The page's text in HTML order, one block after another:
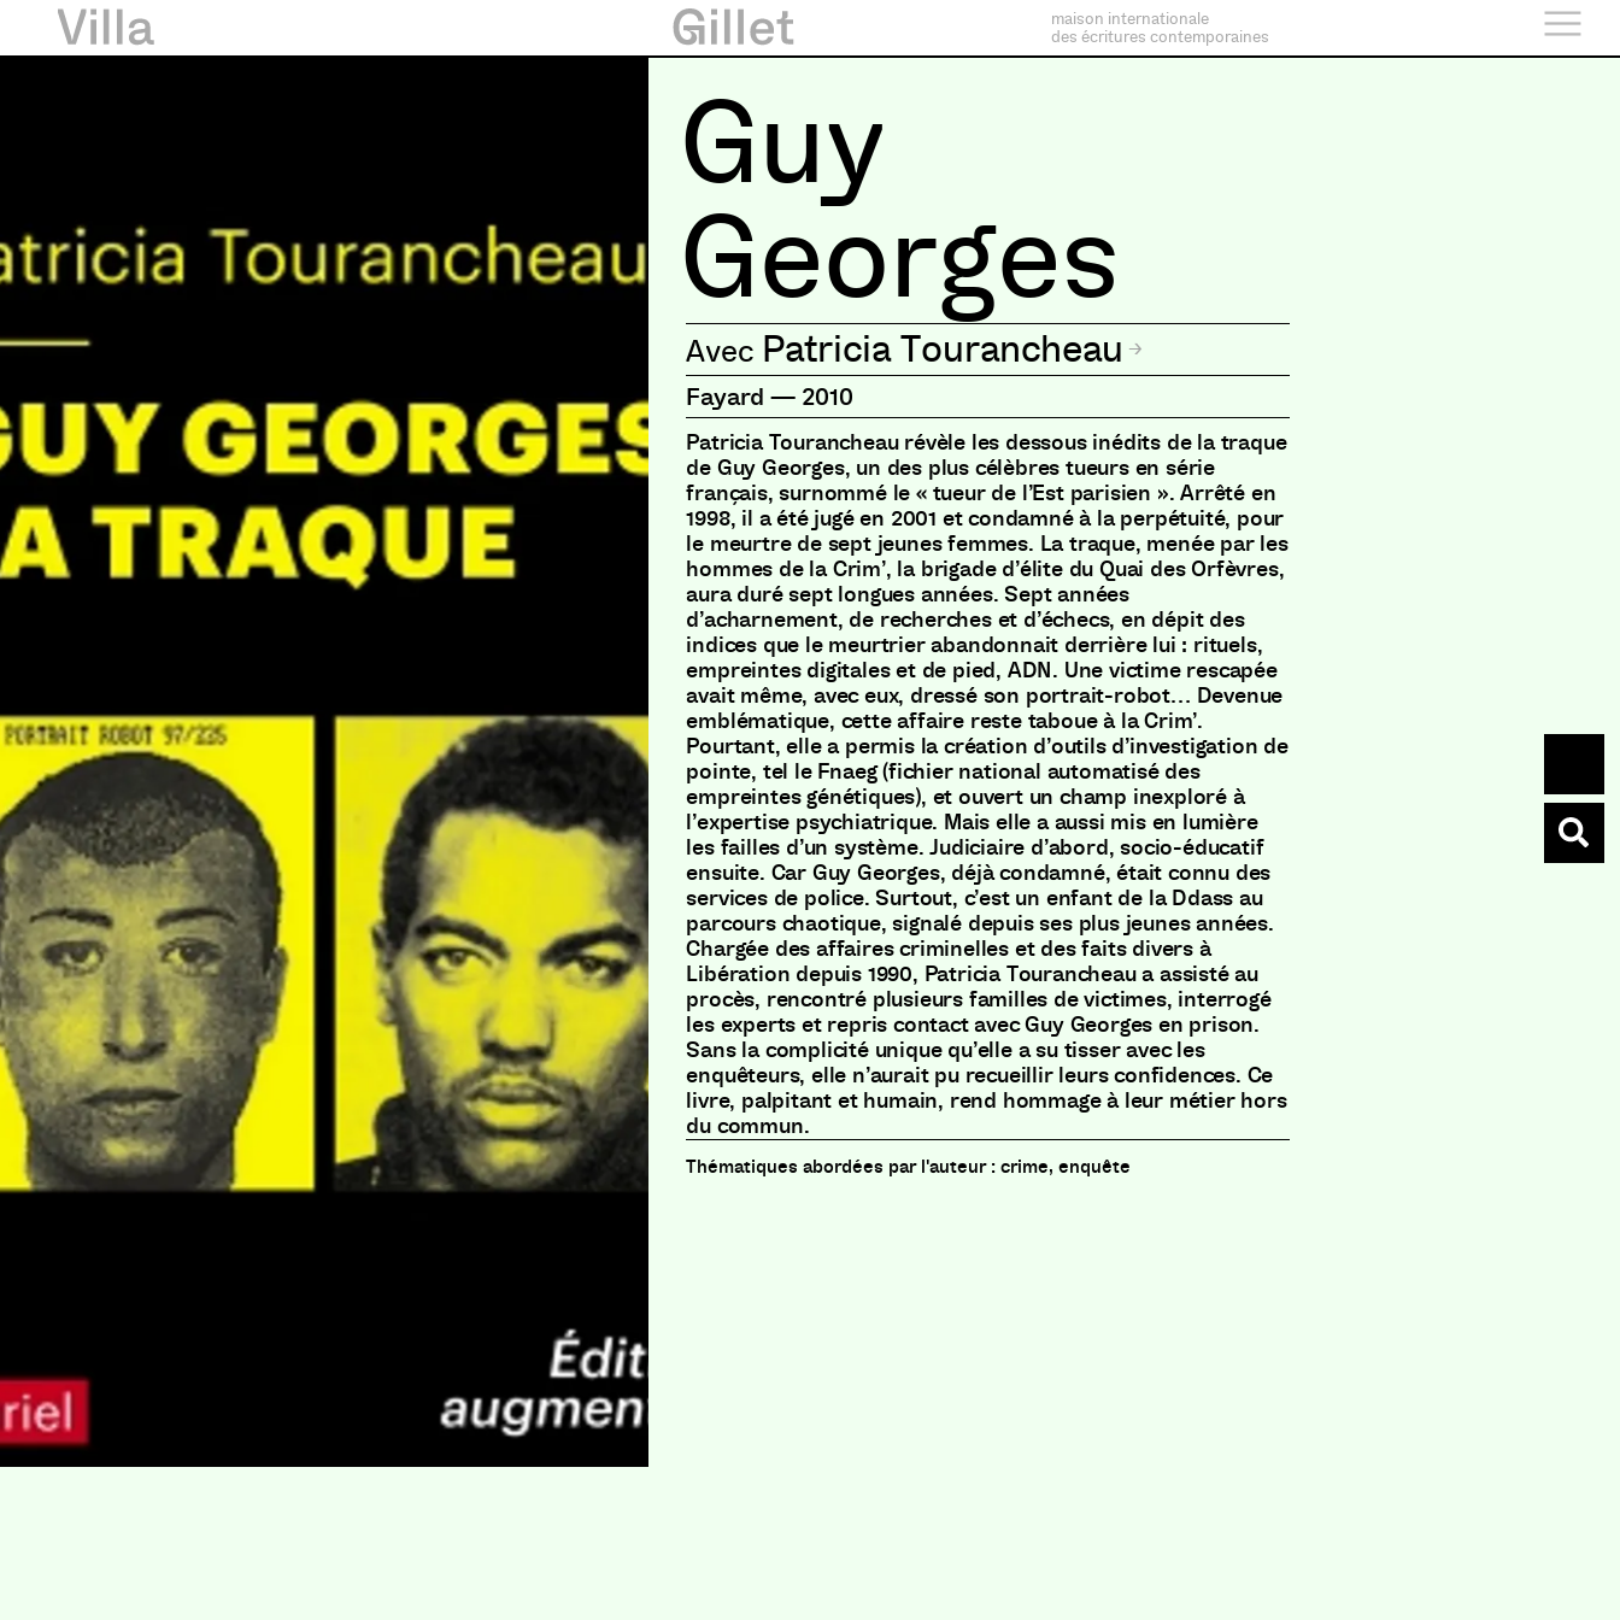
maison internationale
des écritures contemporaines
Guy
Georges
Patricia Tourancheau
Fayard — 2010
Patricia Tourancheau révèle les dessous inédits de la traque
de Guy Georges, un des plus célèbres tueurs en série
français, surnommé le « tueur de l’Est parisien ». Arrêté en
1998, il a été jugé en 2001 et condamné à la perpétuité, pour
le meurtre de sept jeunes femmes. La traque, menée par les
hommes de la Crim’, la brigade d’élite du Quai des Orfèvres,
aura duré sept longues années. Sept années
d’acharnement, de recherches et d’échecs, en dépit des
indices que le meurtrier abandonnait derrière lui : rituels,
empreintes digitales et de pied, ADN. Une victime rescapée
avait même, avec eux, dressé son portrait-robot… Devenue
emblématique, cette affaire reste taboue à la Crim’.
Pourtant, elle a permis la création d’outils d’investigation de
pointe, tel le Fnaeg (fichier national automatisé des
empreintes génétiques), et ouvert un champ inexploré à
l’expertise psychiatrique. Mais elle a aussi mis en lumière
les failles d’un système. Judiciaire d’abord, socio-éducatif
ensuite. Car Guy Georges, déjà condamné, était connu des
services de police. Surtout, c’est un enfant de la Ddass au
parcours chaotique, signalé depuis ses plus jeunes années.
Chargée des affaires criminelles et des faits divers à
Libération depuis 1990, Patricia Tourancheau a assisté au
procès, rencontré plusieurs familles de victimes, interrogé
les experts et repris contact avec Guy Georges en prison.
Sans la complicité unique qu’elle a su tisser avec les
enquêteurs, elle n’aurait pu recueillir leurs confidences. Ce
livre, palpitant et humain, rend hommage à leur métier hors
du commun.
crime, enquête